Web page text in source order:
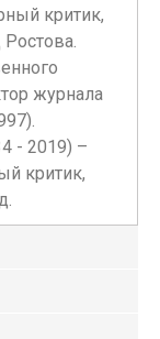
критик,
журнала
- 2019) –
критик,